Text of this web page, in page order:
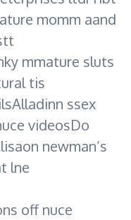
momm aand
mmature sluts
tis
ssex
videosDo
newman’s
lne
off nuce